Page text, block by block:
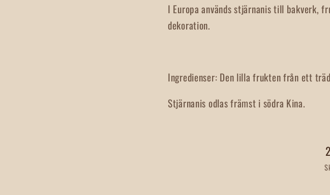
I Europa används stjärnanis till bakverk,
dekoration.
Ingredienser: Den lilla frukten från ett
Stjärnanis odlas främst i södra Kina.